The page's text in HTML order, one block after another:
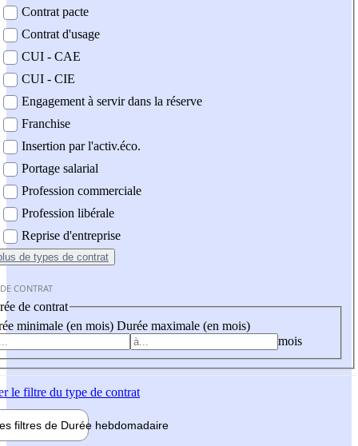
Contrat pacte
Contrat d'usage
CUI - CAE
CUI - CIE
Engagement à servir dans la réserve
Franchise
Insertion par l'activ.éco.
Portage salarial
Profession commerciale
Profession libérale
Reprise d'entreprise
de types de contrat
CONTRAT
de contrat
minimale (en mois) Durée maximale (en mois)
mois
le filtre du type de contrat
filtres de Durée hebdomadaire